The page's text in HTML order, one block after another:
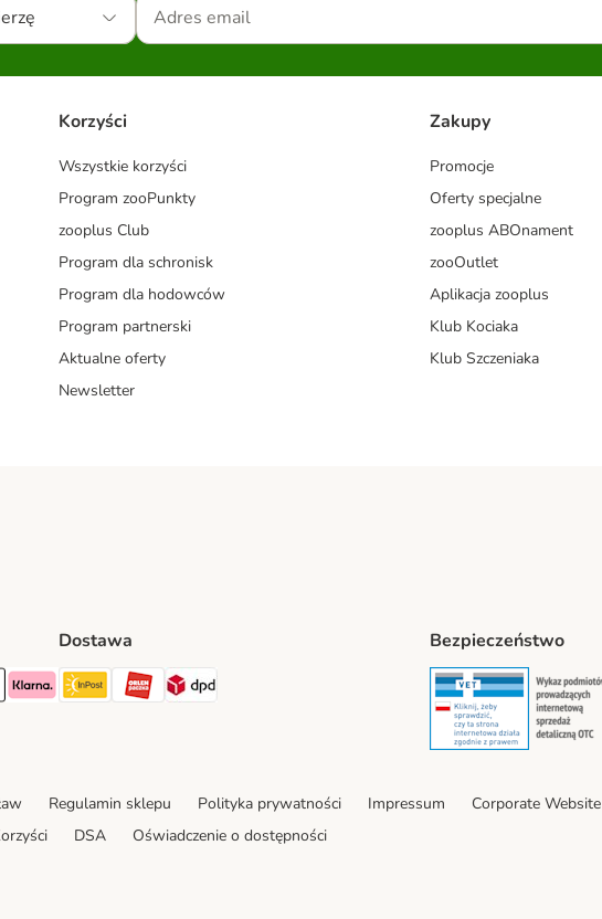
Korzyści
Wszystkie korzyści
Program zooPunkty
zooplus Club
Program dla schronisk
Program dla hodowców
Program partnerski
Aktualne oferty
Newsletter
Zakupy
Promocje
Oferty specjalne
zooplus ABOnament
zooOutlet
Aplikacja zooplus
Klub Kociaka
Klub Szczeniaka
Method
Payment Method
Klarna Payment Method
Dostawa
Paczkomat® Shipping Method
ORLEN Paczka Shipping Method
Bezpieczeństwo
Security
Regulamin sklepu Polityka prywatności Impressum Corporate Website
DSA Oświadczenie o dostępności